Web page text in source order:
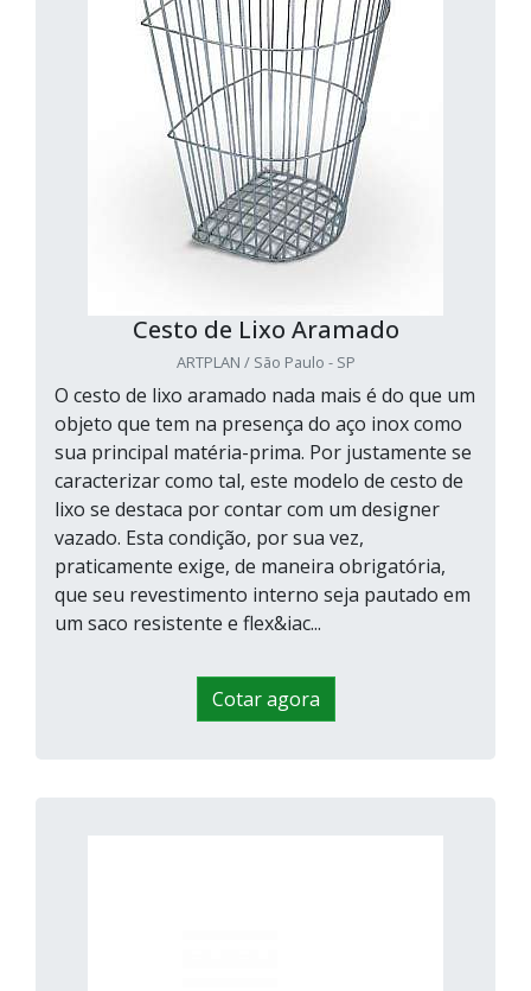
Cesto de Lixo Aramado
ARTPLAN / São Paulo - SP
O cesto de lixo aramado nada mais é do que um
objeto que tem na presença do aço inox como
sua principal matéria-prima. Por justamente se
caracterizar como tal, este modelo de cesto de
lixo se destaca por contar com um designer
vazado. Esta condição, por sua vez,
praticamente exige, de maneira obrigatória,
que seu revestimento interno seja pautado em
um saco resistente e flex&iac...
Cotar agora